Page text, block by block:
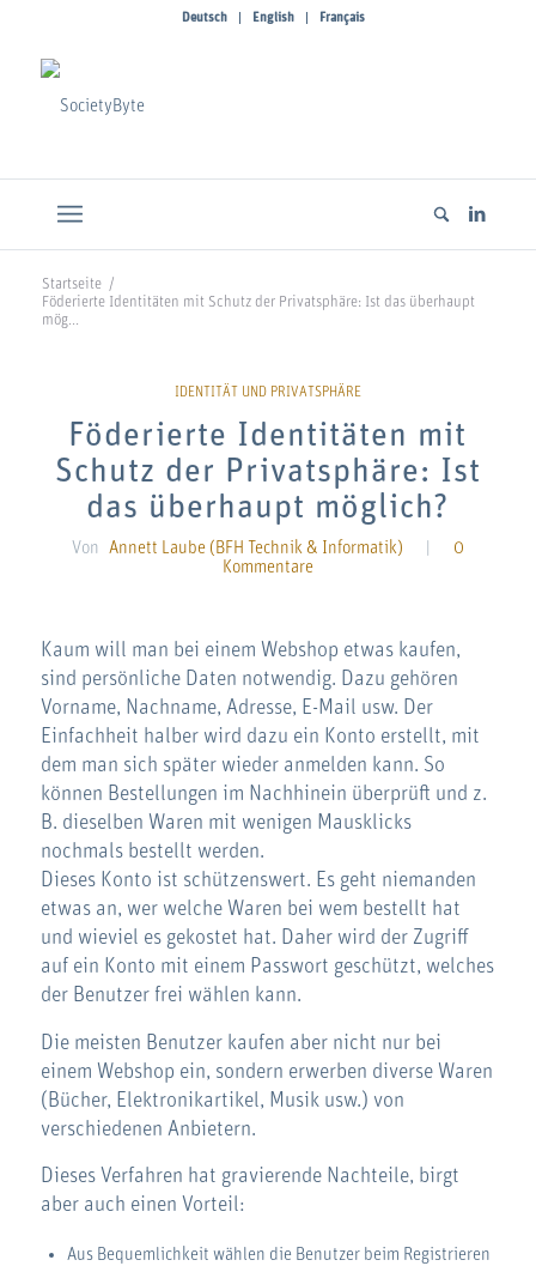
Deutsch English Français
Startseite /
Föderierte Identitäten mit Schutz der Privatsphäre: Ist das überhaupt
mög...
Föderierte Identitäten mit
Schutz der Privatsphäre: Ist
das überhaupt möglich?
Von Annett Laube (BFH Technik & Informatik)
0
Kommentare
Kaum will man bei einem Webshop etwas kaufen,
sind persönliche Daten notwendig. Dazu gehören
Vorname, Nachname, Adresse, E-Mail usw. Der
Einfachheit halber wird dazu ein Konto erstellt, mit
dem man sich später wieder anmelden kann. So
können Bestellungen im Nachhinein überprüft und z.
B. dieselben Waren mit wenigen Mausklicks
nochmals bestellt werden.
Dieses Konto ist schützenswert. Es geht niemanden
etwas an, wer welche Waren bei wem bestellt hat
und wieviel es gekostet hat. Daher wird der Zugriff
auf ein Konto mit einem Passwort geschützt, welches
der Benutzer frei wählen kann.
Die meisten Benutzer kaufen aber nicht nur bei
einem Webshop ein, sondern erwerben diverse Waren
(Bücher, Elektronikartikel, Musik usw.) von
verschiedenen Anbietern.
Dieses Verfahren hat gravierende Nachteile, birgt
aber auch einen Vorteil:
Aus Bequemlichkeit wählen die Benutzer beim Registrieren